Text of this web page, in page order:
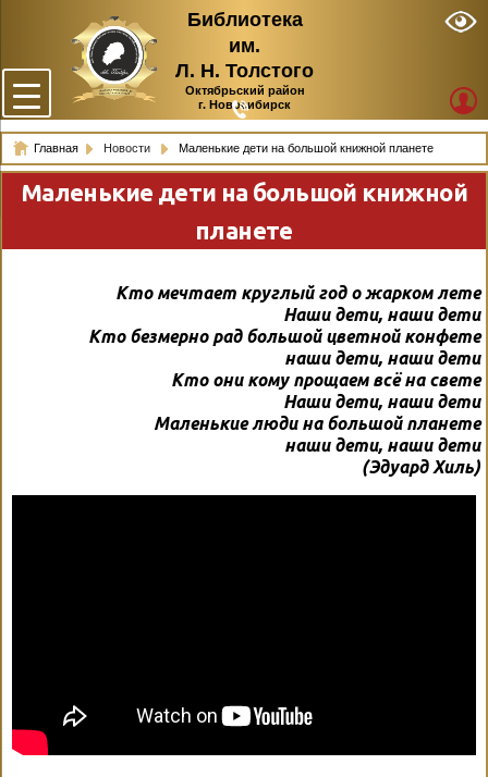
Библиотека
им.
Л. Н. Толстого
Октябрьский район
г. Новосибирск
Главная Новости Маленькие дети на большой книжной планете
Маленькие дети на большой книжной
планете
Кто мечтает круглый год о жарком лете
Наши дети, наши дети
Кто безмерно рад большой цветной конфете
наши дети, наши дети
Кто они кому прощаем всё на свете
Наши дети, наши дети
Маленькие люди на большой планете
наши дети, наши дети
(Эдуард Хиль)